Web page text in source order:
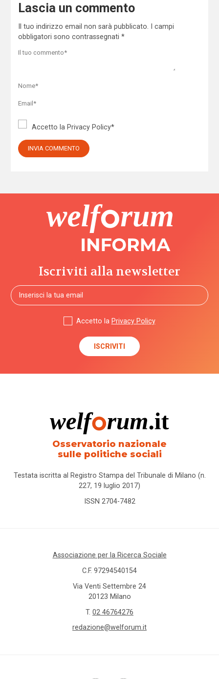
Lascia un commento
Il tuo indirizzo email non sarà pubblicato.
I campi
obbligatori sono contrassegnati *
Accetto la Privacy Policy*
Iscriviti alla newsletter
Accetto la Privacy Policy
Osservatorio nazionale
sulle politiche sociali
Testata iscritta al Registro Stampa del Tribunale di Milano (n.
227, 19 luglio 2017)
ISSN 2704-7482
Associazione per la Ricerca Sociale
C.F. 97294540154
Via Venti Settembre 24
20123 Milano
T. 02 46764276
redazione@welforum.it